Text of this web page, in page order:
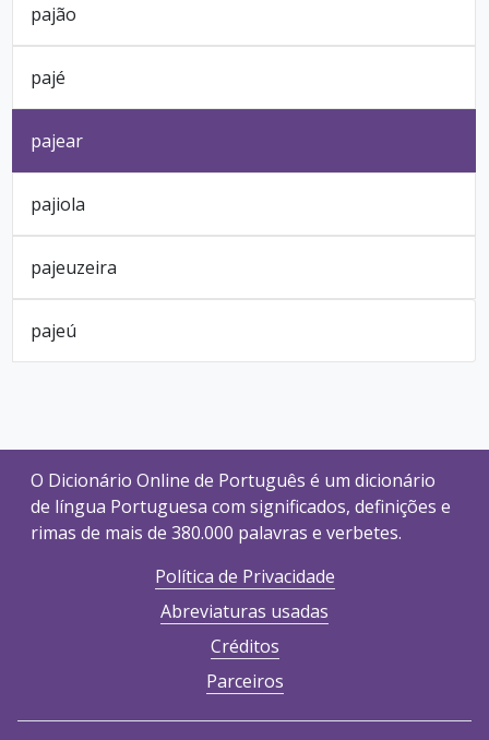
pajão
pajé
pajear
pajiola
pajeuzeira
pajeú
O Dicionário Online de Português é um dicionário
de língua Portuguesa com significados, definições e
rimas de mais de 380.000 palavras e verbetes.
Política de Privacidade
Abreviaturas usadas
Créditos
Parceiros